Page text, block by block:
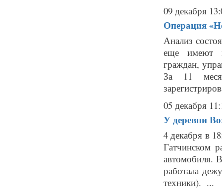
09 декабря
Операция
Анализ
еще имеют
граждан,
За 11
05 декабря
У деревни
4 декабря в
Гатчинском
автомобиля.
работала
техники). ...